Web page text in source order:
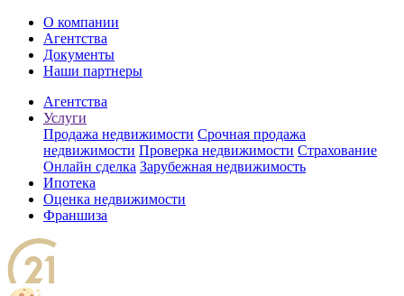
О компании
Агентства
Документы
Наши партнеры
Агентства
Услуги
Продажа недвижимости Срочная продажа
недвижимости Проверка недвижимости Страхование
Онлайн сделка Зарубежная недвижимость
Ипотека
Оценка недвижимости
Франшиза